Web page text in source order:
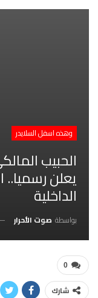
وهذه اسفل السلايدر
الحبيب
يعلن
الداخلية
بواسطة صوت الأحرار
0
شارك